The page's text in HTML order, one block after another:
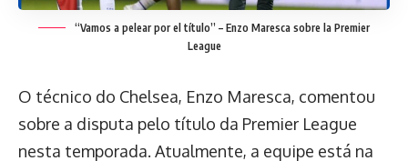
“Vamos a pelear por el título” – Enzo Maresca sobre la Premier
League
O técnico do Chelsea, Enzo Maresca, comentou
sobre a disputa pelo título da Premier League
nesta temporada. Atualmente, a equipe está na